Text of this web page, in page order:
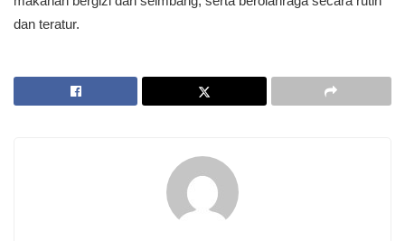
dan teratur.